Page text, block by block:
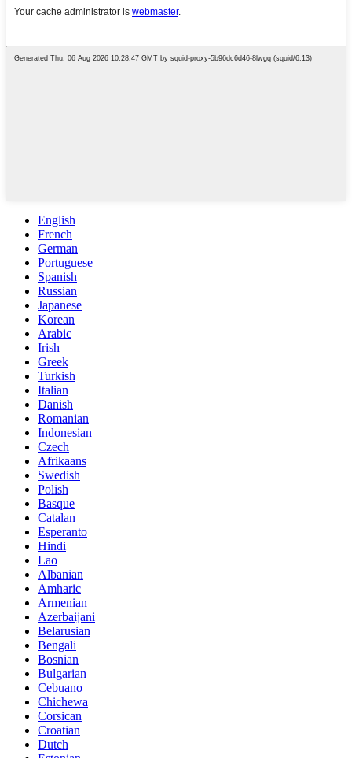
English
French
German
Portuguese
Spanish
Russian
Japanese
Korean
Arabic
Irish
Greek
Turkish
Italian
Danish
Romanian
Indonesian
Czech
Afrikaans
Swedish
Polish
Basque
Catalan
Esperanto
Hindi
Lao
Albanian
Amharic
Armenian
Azerbaijani
Belarusian
Bengali
Bosnian
Bulgarian
Cebuano
Chichewa
Corsican
Croatian
Dutch